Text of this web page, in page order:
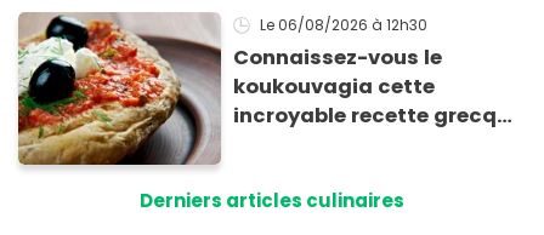
Le 06/08/2026 à 12h30
Connaissez-vous le
koukouvagia cette
incroyable recette grecque
Derniers articles culinaires